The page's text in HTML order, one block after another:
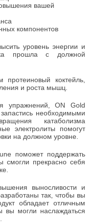
вашей
компонентов
уровень энергии и
прошла с должной
коктейль,
и роста мышц.
упражнений, ON Gold
необходимыми
катаболизма
электролиты помогут
на должном уровне.
поможет поддержать
смогли прекрасно себя
выносливости и
так, чтобы вы
обладает отличным
вы могли наслаждаться